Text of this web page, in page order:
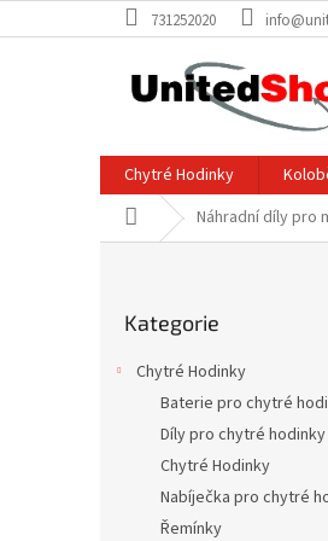
na
731252020
Chytré Hodinky
Domů Náhradní díly pro
kategorie
Kategorie
Chytré Hodinky
Baterie pro chytré
Díly pro chytré hodinky
Chytré Hodinky
Nabíječka pro chytré
Řemínky